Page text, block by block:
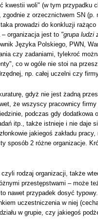
kwestii woli" (w tym przypadku
z orzecznictwem SN (p.
prowadzi do konkluzji
organizacja jest to "grupa ludzi
Języka Polskiego, PWN,
czy zadaniami, tylekroć
co w ogóle nie stoi na
np. całej uczelni czy
gdyż nie jest żadną
że wszyscy pracownicy
podczas gdy
itp., także istnieje i nie daje
jakiegoś zakładu
sposób 2 różne organizacje.
rodzaj organizacji, także
przestępstwami – może
nawet przypadek dosyć
uczestniczenia w niej
w grupie, czy jakiegoś